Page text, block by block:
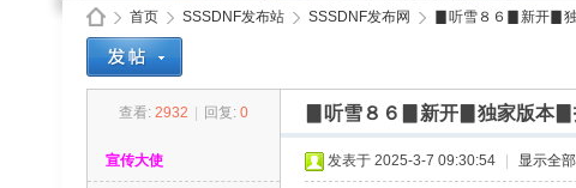
首页
›
SSSDNF发布站 SSSDNF发布网
›
▊听雪８６▊新开▊
查看: 2932 回复: 0 ▊听雪８６▊新开▊独家版本
宣传大使 发表于 2025-3-7 09:30:54 显示全